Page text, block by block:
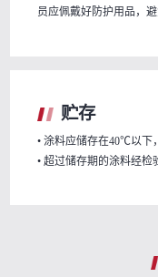
员应佩戴好防护用品，
贮存
• 涂料应储存在40℃以下
• 超过储存期的涂料经检